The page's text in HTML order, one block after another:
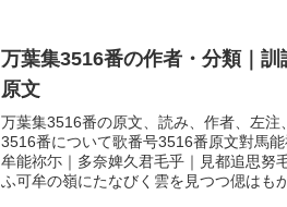
万葉集3516番の作者・分類｜訓
原文
万葉集3516番の原文、読み、作者、左
3516番について歌番号3516番原文對馬
牟能祢尓｜多奈婢久君毛乎｜見都追思努
ふ可牟の嶺にたなびく雲を見つつ偲はも